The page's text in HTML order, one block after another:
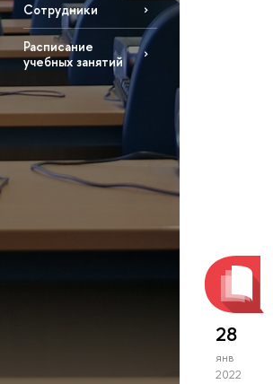
Сотрудники
Расписание
учебных занятий
28
янв
2022